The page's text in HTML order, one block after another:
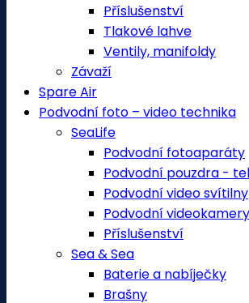
Příslušenství
Tlakové lahve
Ventily, manifoldy
Závaží
Spare Air
Podvodní foto – video technika
SeaLife
Podvodní fotoaparáty
Podvodní pouzdra -
Podvodní video svítilny
Podvodní videokamery
Příslušenství
Sea & Sea
Baterie a nabíječky
Brašny